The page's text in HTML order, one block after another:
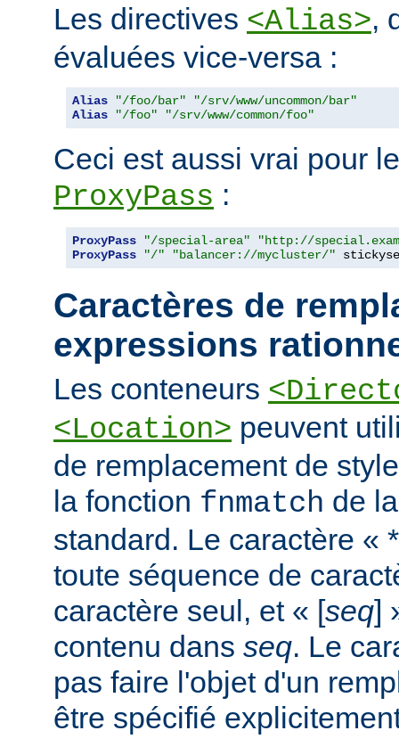
Les directives <Alias>,
évaluées vice-versa :
Alias "/foo/bar"
"/srv/www/uncommon/bar"
Alias
"/foo" "/srv/www/common/foo"
Ceci est aussi vrai pour
ProxyPass :
ProxyPass "/special-area"
"http://
ProxyPass
"/" "balancer://mycluster/"
Caractères de
expressions
Les conteneurs
<Location> peuvent
de remplacement de
la fonction fnmatch de
standard. Le caractère «
toute séquence de
caractère seul, et « [seq]
contenu dans seq. Le
pas faire l'objet d'un
être spécifié